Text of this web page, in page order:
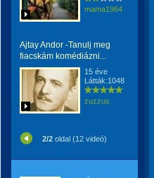
mama1964
Ajtay Andor -Tanulj meg
fiacskám komédiázni...
15 éve
Látták:1048
zuzzus
2/2 oldal (12 videó)